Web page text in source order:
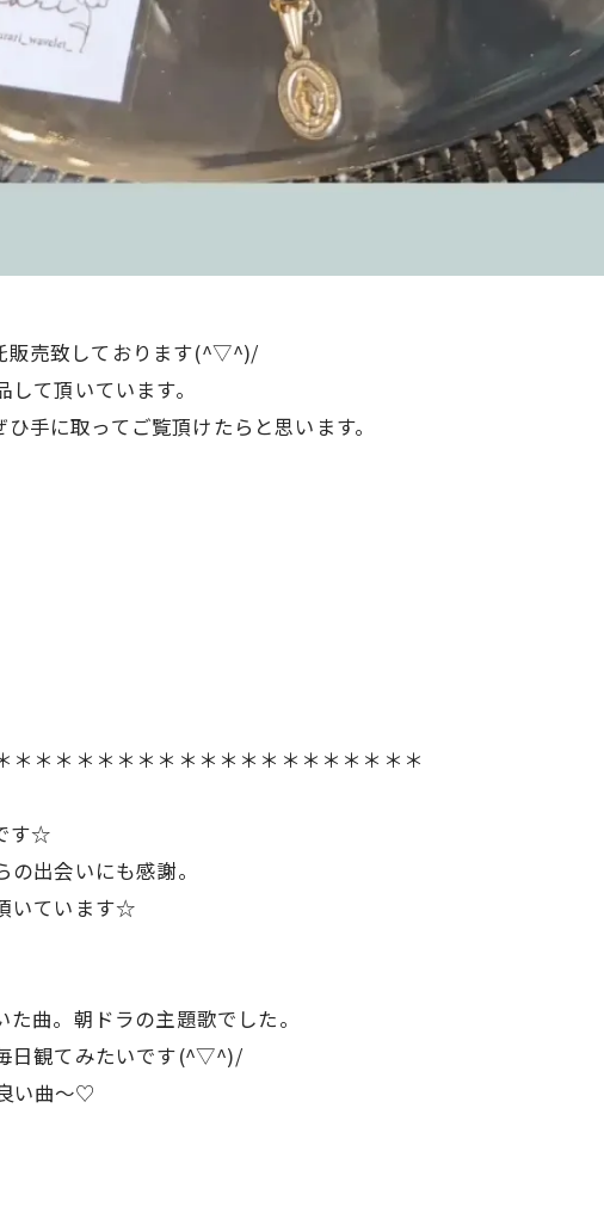
販売致しております(^▽^)/
て頂いています。
手に取ってご覧頂けたらと思います。
＊＊＊＊＊＊＊＊＊＊＊＊＊＊＊＊＊＊＊
す☆
出会いにも感謝。
いています☆
曲。朝ドラの主題歌でした。
日観てみたいです(^▽^)/
い曲～♡